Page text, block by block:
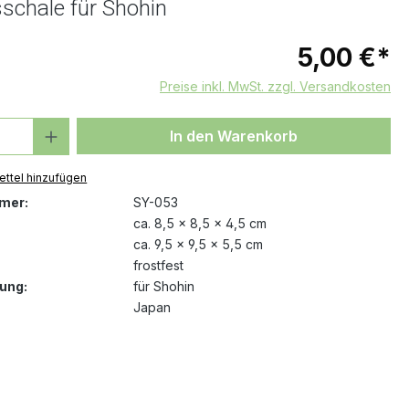
für Shohin
5,00 €*
Preise inkl. MwSt. zzgl. Versandkosten
Anzahl: Gib den gewünschten Wert
In den Warenkorb
hinzufügen
SY-053
ca. 8,5 x 8,5 x 4,5 cm
ca. 9,5 x 9,5 x 5,5 cm
frostfest
für Shohin
Japan